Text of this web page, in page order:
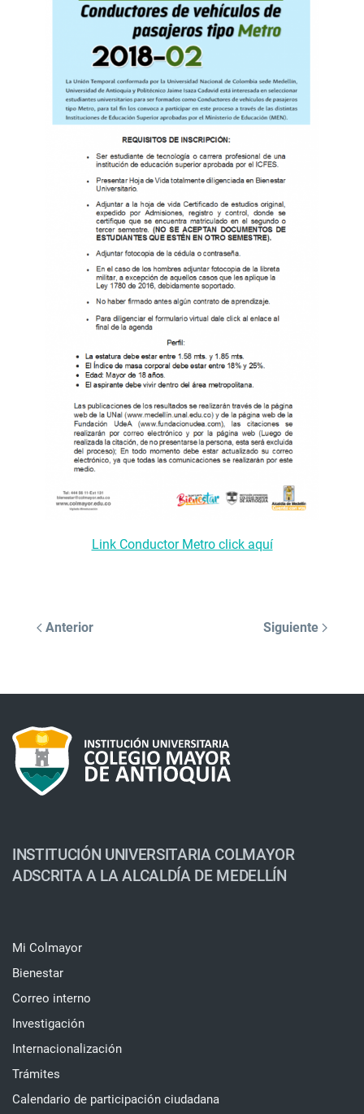
Link Conductor Metro click aquí
Anterior Siguiente
INSTITUCIÓN UNIVERSITARIA COLMAYOR
ADSCRITA A LA ALCALDÍA DE MEDELLÍN
Mi Colmayor
Bienestar
Correo interno
Investigación
Internacionalización
Trámites
Calendario de participación ciudadana